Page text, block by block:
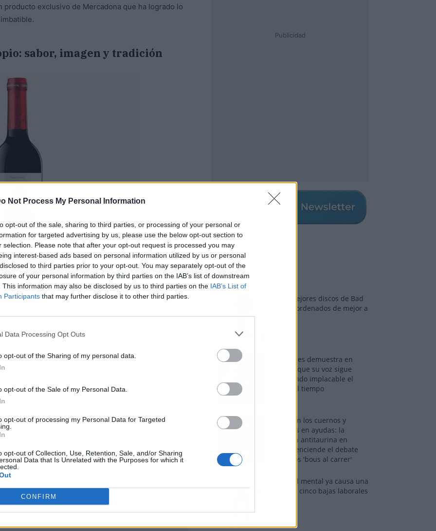
Not Process My Personal Information
opt-out of the sale, sharing to third parties, or processing of your personal or
for targeted advertising by us, please use the below opt-out section to
selection. Please note that after your opt-out request is processed you may
interest-based ads based on personal information utilized by us or personal
to third parties prior to your opt-out. You may separately opt-out of the
of your personal information by third parties on the IAB’s list of downstream
This information may also be disclosed by us to third parties on the IAB’s List of
Participants that may further disclose it to other third parties.
Data Processing Opt Outs
opt-out of the Sharing of my personal data.
opt-out of the Sale of my Personal Data.
opt-out of processing my Personal Data for Targeted
opt-out of Collection, Use, Retention, Sale, and/or Sharing
Data that Is Unrelated with the Purposes for which it
CONFIRM
producto exclusivo de Mercadona que ha logrado lo
sabor, imagen y tradición
la histórica bodega valenciana
de Mercadona. ¿La razón? Una combinación
en los estantes de los supermercados: una
que nunca falla y un precio que parece de otra
Publicidad
Los más vistos
Los 7 mejores discos de Bad
Bunny, ordenados de mejor a
Tom Jones demuestra en
Madrid que su voz sigue
desafiando implacable el
paso del tiempo
Fuego en los cuernos y
millones en ayudas: la
rebelión antitaurina en
Alfafar enciende el debate
sobre los 'bous al carrer'
La salud mental ya causa una
de cada cinco bajas laborales